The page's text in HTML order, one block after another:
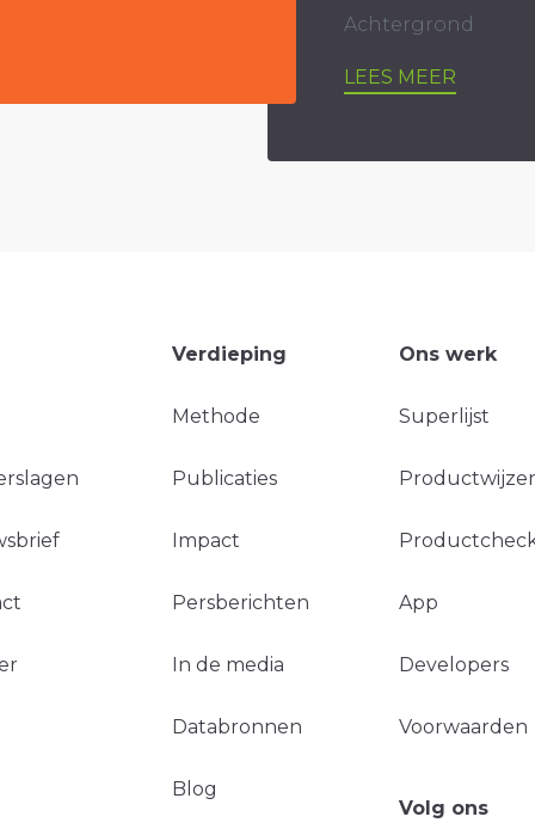
Achtergrond
LEES MEER
Verdieping
Methode
Publicaties
Impact
Persberichten
In de media
Databronnen
Blog
Ons werk
Superlijst
App
Developers
Voorwaarden
Volg ons